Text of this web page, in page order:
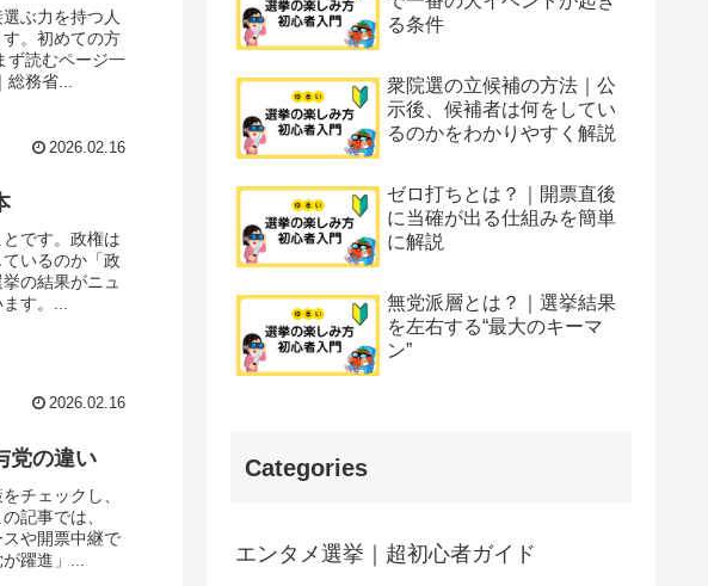
ぶ力を持つ人
。初めての方
ず読むページ一
務省...
2026.02.16
です。政権は
いるのか「政
の結果がニュ
す。...
2026.02.16
党の違い
チェックし、
記事では、
スや開票中継で
躍進」...
る条件
衆院選の立候補の方法｜公
示後、候補者は何をしてい
るのかをわかりやすく解説
ゼロ打ちとは？｜開票直後
に当確が出る仕組みを簡単
に解説
無党派層とは？｜選挙結果
を左右する“最大のキーマ
ン”
Categories
エンタメ選挙｜超初心者ガイド